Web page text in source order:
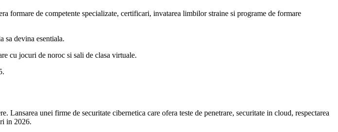
formare de competente specializate, certificari, invatarea limbilor straine si programe de formare
sa devina esentiala.
cu jocuri de noroc si sali de clasa virtuale.
unei firme de securitate cibernetica care ofera teste de penetrare, securitate in cloud, respectarea
in 2026.